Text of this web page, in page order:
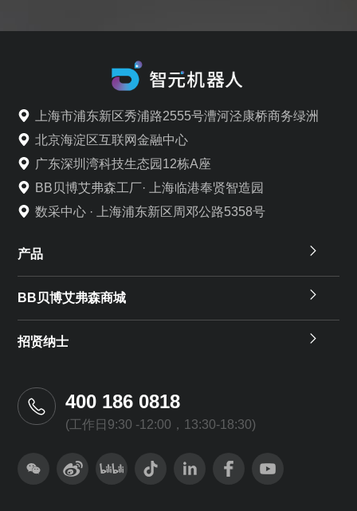
上海市浦东新区秀浦路2555号漕河泾康桥商务绿洲
北京海淀区互联网金融中心
广东深圳湾科技生态园12栋A座
BB贝博艾弗森工厂· 上海临港奉贤智造园
数采中心 · 上海浦东新区周邓公路5358号
产品
BB贝博艾弗森商城
招贤纳士
400 186 0818
(工作日9:30 -12:00，13:30-18:30)